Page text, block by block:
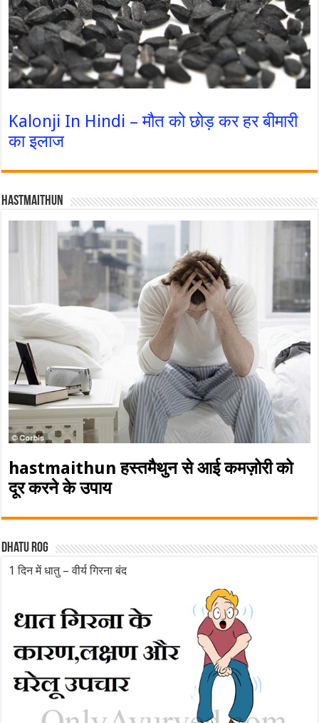
Kalonji In Hindi – मौत को छोड़ कर हर बीमारी
का इलाज
Hastmaithun
hastmaithun हस्तमैथुन से आई कमज़ोरी को
दूर करने के उपाय
Dhatu rog
1 दिन में धातु – वीर्य गिरना बंद